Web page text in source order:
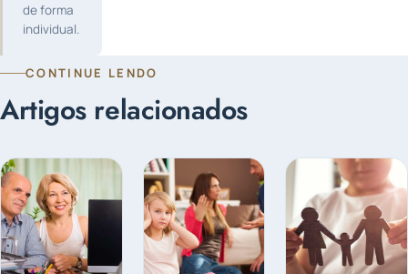
de forma
individual.
CONTINUE LENDO
Artigos relacionados